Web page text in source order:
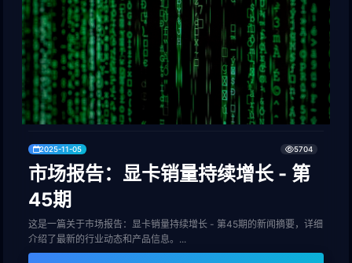
2025-11-05 5704
市场报告：显卡销量持续增长 - 第
45期
这是一篇关于市场报告：显卡销量持续增长 - 第45期的新闻摘要，详细
介绍了最新的行业动态和产品信息。...